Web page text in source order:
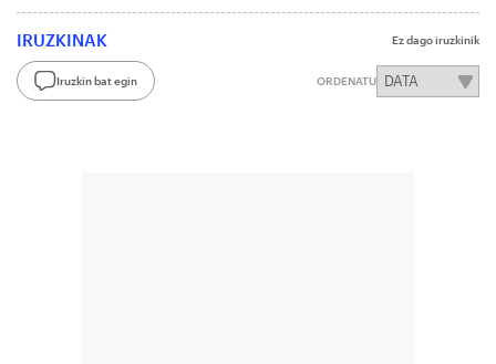
IRUZKINAK Ez dago iruzkinik
Iruzkin bat egin ORDENATU